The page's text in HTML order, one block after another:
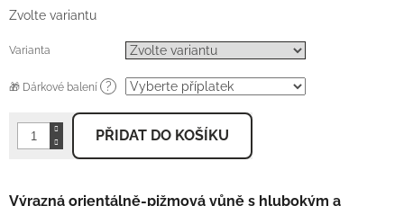
Zvolte variantu
Varianta
🎁 Dárkové balení ?
PŘIDAT DO KOŠÍKU
Výrazná orientálně-pižmová vůně s hlubokým a